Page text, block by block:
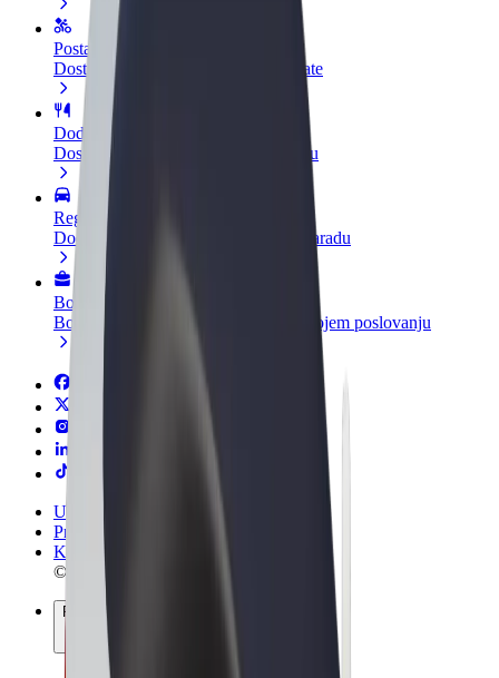
Postani dostavljač
Dostavljaj hranu i primaj tjedne isplate
Dodaj restoran ili trgovinu
Dosegni više kupaca i povećaj zaradu
Registriraj se kao vlasnik flote
Dodaj svoju flotu na Bolt i povećaj zaradu
Bolt for Business
Bolt proizvodi i usluge prilagođeni tvojem poslovanju
Uvjeti i odredbe
Privatnost
Kolačići
© 2026 Bolt Technology OÜ
Proizvodi
Vožnje